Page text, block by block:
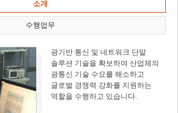
소개
수행업무
광기반 통신 및 네트워크 단말
솔루션 기술을 확보하여 산업체의
광통신 기술 수요를 해소하고
글로벌 경쟁력 강화를 지원하는
역할을 수행하고 있습니다.